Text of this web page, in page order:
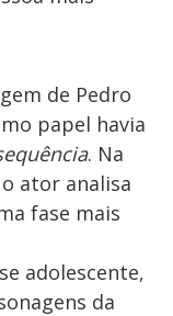
de Pedro
papel havia
. Na
ator analisa
fase mais
adolescente,
da